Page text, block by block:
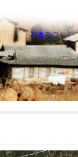
지역로그